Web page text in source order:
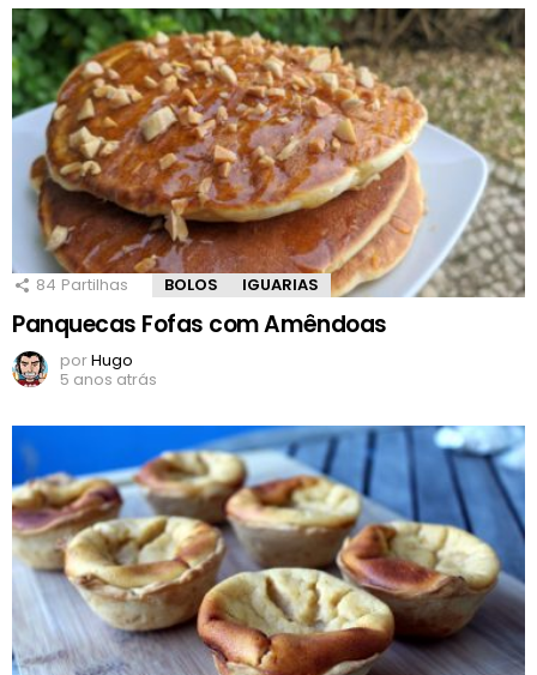
84 Partilhas BOLOS IGUARIAS
Panquecas Fofas com Amêndoas
porHugo
5 anos atrás